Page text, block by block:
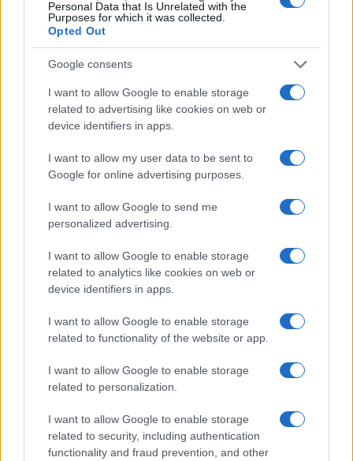
Personal Data that Is Unrelated with the
Purposes for which it was collected.
Opted Out
Google consents
I want to allow Google to enable storage
related to advertising like cookies on web or
device identifiers in apps.
I want to allow my user data to be sent to
Google for online advertising purposes.
I want to allow Google to send me
personalized advertising.
I want to allow Google to enable storage
related to analytics like cookies on web or
device identifiers in apps.
I want to allow Google to enable storage
related to functionality of the website or app.
I want to allow Google to enable storage
related to personalization.
I want to allow Google to enable storage
related to security, including authentication
functionality and fraud prevention, and other
parenti.
Dopo alcuni giorni si è aggravato ed è deceduto. Ebbene i
parenti mi hanno raccontato, proprio oggi pomeriggio, che
pover’uomo. Neppure di vestirlo con dignità.
Messo in un sacco nero e quindi direttamente nella bara.
Rispondi VIsualizza le risposte
barbara 1
Beh, cosa c’è di strano? Il covid si trasmette col respiro – da
cui l’obbligo delle mascherine – e chi non lo sa che i